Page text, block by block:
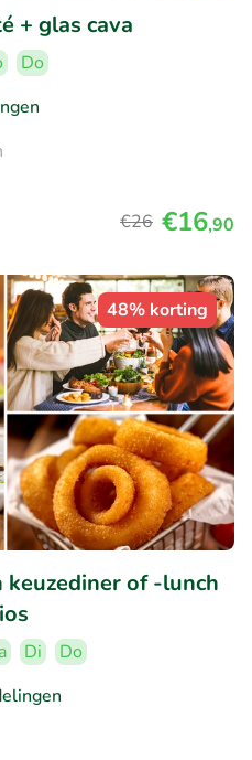
+ glas cava
Do
€26 €16,90
48% korting
of -lunch
Di
Do